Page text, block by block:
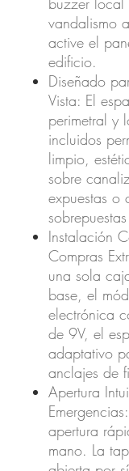
vandalismo
active el
edificio.
Diseñado
Vista: El
perimetral y
incluidos
limpio,
sobre
expuestas o
Instalación
Compras
una sola
base, el
electrónica
de 9V, el
adaptativo
anclajes de
Apertura
Emergencias:
apertura
mano. La